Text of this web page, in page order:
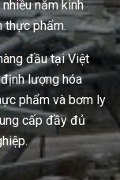
năm kinh
thực phẩm.
đầu tại Việt
lượng hóa
phẩm và bơm ly
cấp đầy đủ